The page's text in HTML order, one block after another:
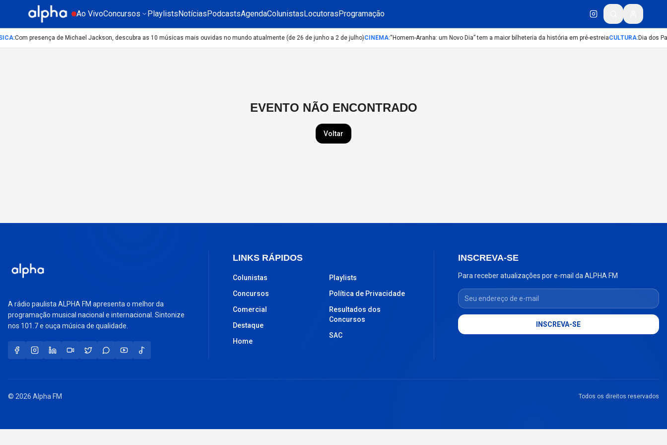
Ao VivoConcursos PlaylistsNotíciasPodcastsAgendaColunistasLocutorasProgramação
:Com presença de Michael Jackson, descubra as 10 músicas mais ouvidas no mundo atualmente (de 26 de junho a 2 de julho)CINEMA:“Homem-Aranha: um Novo Dia” tem a maior bilheteria da história em pré-estreiaCULTURA:Dia dos
EVENTO NÃO ENCONTRADO
Voltar
A rádio paulista ALPHA FM apresenta o melhor da
programação musical nacional e internacional. Sintonize
nos 101.7 e ouça música de qualidade.
LINKS RÁPIDOS
Colunistas
Concursos
Comercial
Destaque
Home
Playlists
Política de Privacidade
Resultados dos
Concursos
SAC
INSCREVA-SE
Para receber atualizações por e-mail da ALPHA FM
Seu endereço de e-mail
INSCREVA-SE
© 2026 Alpha FM Todos os direitos reservados